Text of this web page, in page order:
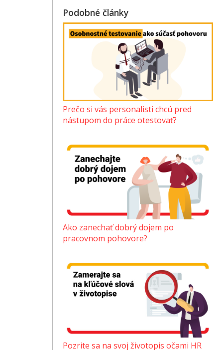
Podobné články
Prečo si vás personalisti chcú pred
nástupom do práce otestovať?
Ako zanechať dobrý dojem po
pracovnom pohovore?
Pozrite sa na svoj životopis očami HR